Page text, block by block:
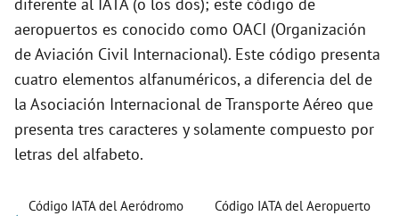
diferente al IATA (o los dos); este código de
aeropuertos es conocido como OACI (Organización
de Aviación Civil Internacional). Este código presenta
cuatro elementos alfanuméricos, a diferencia del de
la Asociación Internacional de Transporte Aéreo que
presenta tres caracteres y solamente compuesto por
letras del alfabeto.
Código IATA del Aeródromo
Código IATA del Aeropuerto